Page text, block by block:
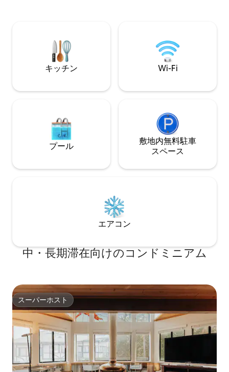
@ havasu.classiccondoをフォローして、
滞在中の写真をシェアし、
#havasuclassiccondoをタグ付けしてく
ださい TPT税番号21318426許可証：24
ックエリア、テニ
ト、グリルエリア
ートとゲスト用駐
キッチン Wi-Fi
プール
敷地内無料駐⁠車
ス⁠ペ⁠ー⁠ス
エアコン
中・長期滞在向けのコンドミニアム
スーパーホスト
スーパーホスト